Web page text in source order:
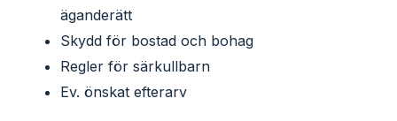
äganderätt
Skydd för bostad och bohag
Regler för särkullbarn
Ev. önskat efterarv